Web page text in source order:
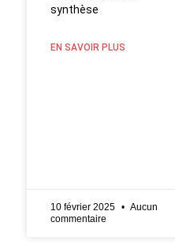
synthèse
EN SAVOIR PLUS
10 février 2025
Aucun
commentaire